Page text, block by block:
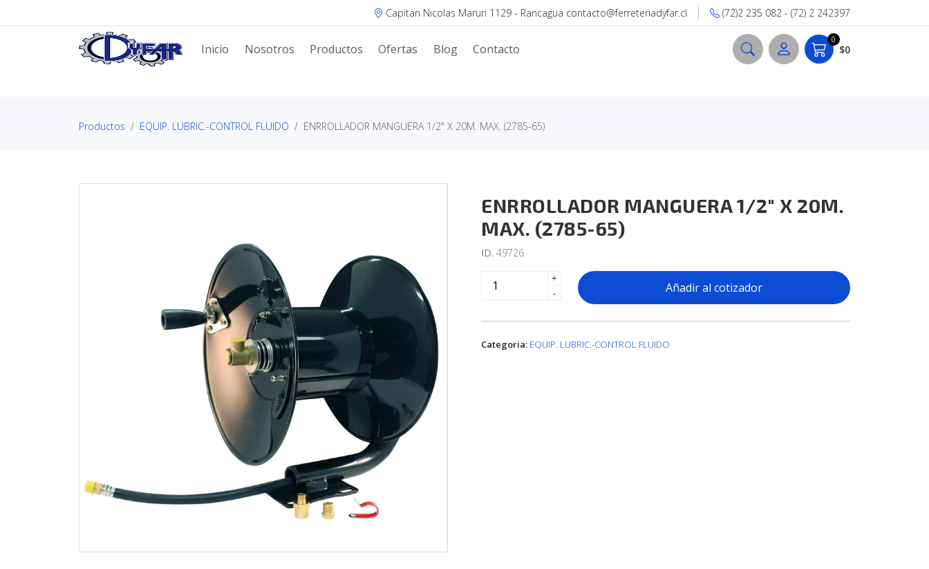
Capitan Nicolas Maruri 1129 - Rancagua contacto@ferreteriadyfar.cl (72)2 235 082 - (72) 2 242397
Inicio Nosotros Productos Ofertas Blog Contacto
0
$0
Productos EQUIP. LUBRIC.-CONTROL FLUIDO ENRROLLADOR MANGUERA 1/2" X 20M. MAX. (2785-65)
ENRROLLADOR MANGUERA 1/2" X 20M.
MAX. (2785-65)
ID. 49726
+
-
Añadir al cotizador
Categoria: EQUIP. LUBRIC.-CONTROL FLUIDO